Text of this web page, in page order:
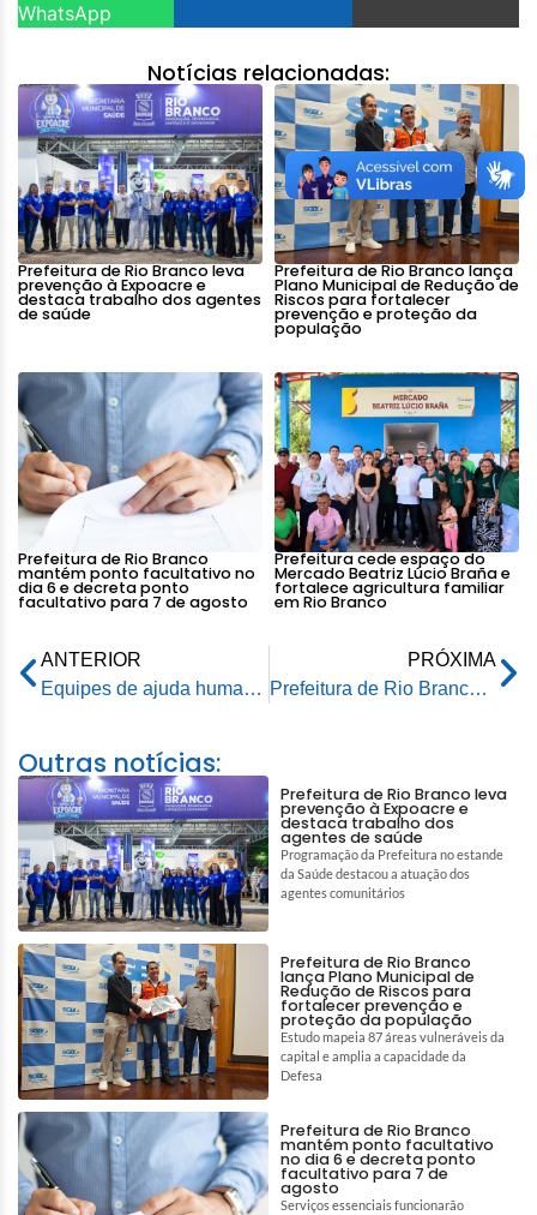
WhatsApp
Notícias relacionadas:
Prefeitura de Rio Branco leva
prevenção à Expoacre e
destaca trabalho dos agentes
de saúde
Prefeitura de Rio Branco lança
Plano Municipal de Redução de
Riscos para fortalecer
prevenção e proteção da
população
Prefeitura de Rio Branco
mantém ponto facultativo no
dia 6 e decreta ponto
facultativo para 7 de agosto
Prefeitura cede espaço do
Mercado Beatriz Lúcio Braña e
fortalece agricultura familiar
em Rio Branco
ANTERIOR
Equipes de ajuda humanitária definem plano de ação para chegar mais rápido às famílias atingidas
PRÓXIMA
Prefeitura de Rio Branco, Exército e Corpo de Bombeiros levam ajuda humanitária à Baixada da Sobral
Outras notícias:
Prefeitura de Rio Branco leva
prevenção à Expoacre e
destaca trabalho dos
agentes de saúde
Programação da Prefeitura no estande
da Saúde destacou a atuação dos
agentes comunitários
Prefeitura de Rio Branco
lança Plano Municipal de
Redução de Riscos para
fortalecer prevenção e
proteção da população
Estudo mapeia 87 áreas vulneráveis da
capital e amplia a capacidade da
Defesa
Prefeitura de Rio Branco
mantém ponto facultativo
no dia 6 e decreta ponto
facultativo para 7 de
agosto
Serviços essenciais funcionarão